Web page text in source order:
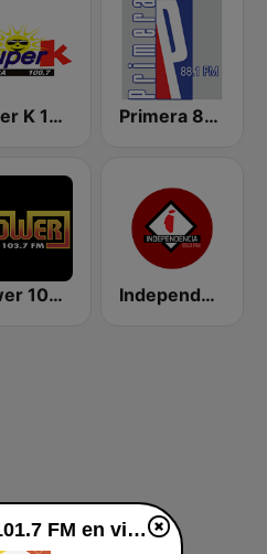
Super K 100.7 FM Primera 88.1 FM
Power 103.7 FM Independencia FM
Top Latina 101.7 FM en vivo